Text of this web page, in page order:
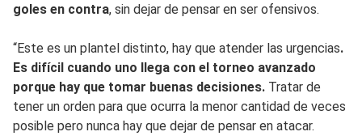
goles en contra, sin dejar de pensar en ser ofensivos.
“Este es un plantel distinto, hay que atender las urgencias.
Es difícil cuando uno llega con el torneo avanzado
porque hay que tomar buenas decisiones. Tratar de
tener un orden para que ocurra la menor cantidad de veces
posible pero nunca hay que dejar de pensar en atacar.